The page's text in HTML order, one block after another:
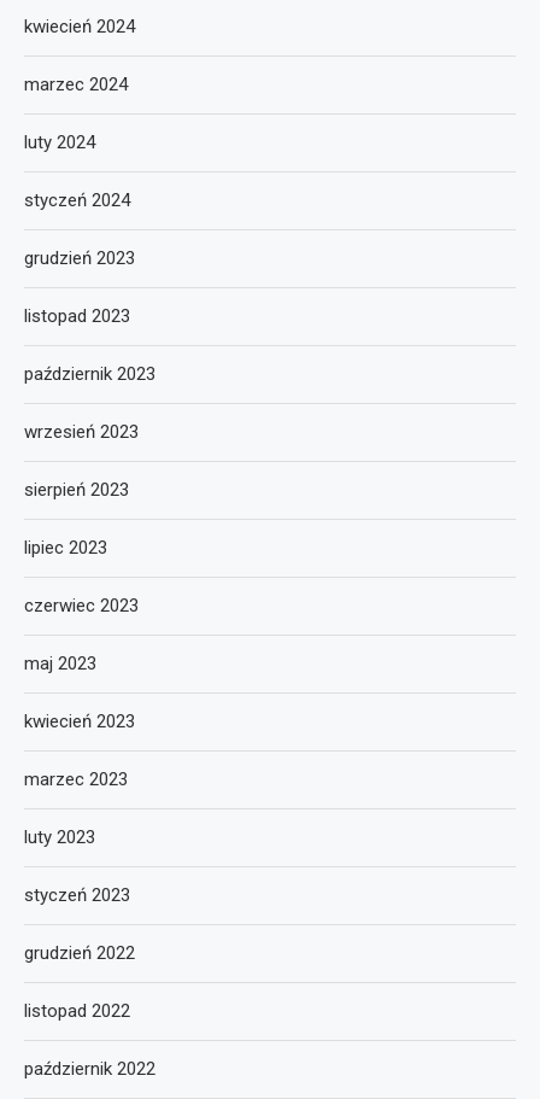
kwiecień 2024
marzec 2024
luty 2024
styczeń 2024
grudzień 2023
listopad 2023
październik 2023
wrzesień 2023
sierpień 2023
lipiec 2023
czerwiec 2023
maj 2023
kwiecień 2023
marzec 2023
luty 2023
styczeń 2023
grudzień 2022
listopad 2022
październik 2022